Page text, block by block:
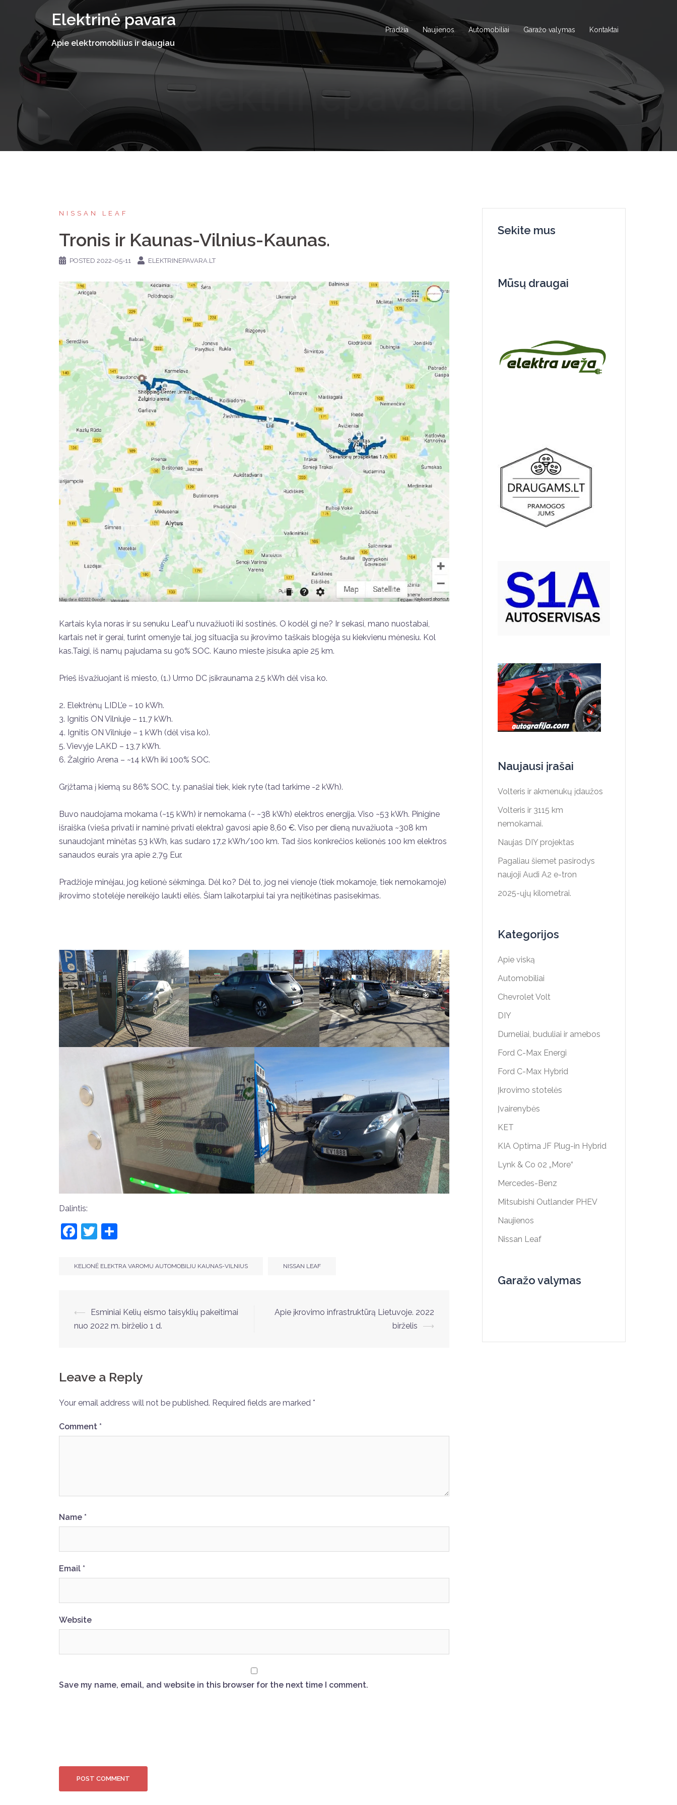
Elektrinė pavara
Apie elektromobilius ir daugiau
Pradžia Naujienos Automobiliai Garažo valymas Kontaktai
NISSAN LEAF
Tronis ir Kaunas-Vilnius-Kaunas.
POSTED 2022-05-11 ELEKTRINEPAVARA.LT
Kartais kyla noras ir su senuku Leaf’u nuvažiuoti iki sostinės. O kodėl gi ne? Ir sekasi, mano nuostabai,
kartais net ir gerai, turint omenyje tai, jog situacija su įkrovimo taškais blogėja su kiekvienu mėnesiu. Kol
kas.Taigi, iš namų pajudama su 90% SOC. Kauno mieste įsisuka apie 25 km.
Prieš išvažiuojant iš miesto, (1.) Urmo DC įsikraunama 2,5 kWh dėl visa ko.
2. Elektrėnų LIDL’e – 10 kWh.
3. Ignitis ON Vilniuje – 11,7 kWh.
4. Ignitis ON Vilniuje – 1 kWh (dėl visa ko).
5. Vievyje LAKD – 13,7 kWh.
6. Žalgirio Arena – ~14 kWh iki 100% SOC.
Grįžtama į kiemą su 86% SOC, t.y. panašiai tiek, kiek ryte (tad tarkime -2 kWh).
Buvo naudojama mokama (~15 kWh) ir nemokama (~ ~38 kWh) elektros energija. Viso ~53 kWh. Pinigine
išraiška (vieša privati ir naminė privati elektra) gavosi apie 8,60 €. Viso per dieną nuvažiuota ~308 km
sunaudojant minėtas 53 kWh, kas sudaro 17,2 kWh/100 km. Tad šios konkrečios kelionės 100 km elektros
sanaudos eurais yra apie 2,79 Eur.
Pradžioje minėjau, jog kelionė sėkminga. Dėl ko? Dėl to, jog nei vienoje (tiek mokamoje, tiek nemokamoje)
įkrovimo stotelėje nereikėjo laukti eilės. Šiam laikotarpiui tai yra neįtikėtinas pasisekimas.
Dalintis:
Facebook
Twitter
KELIONĖ ELEKTRA VAROMU AUTOMOBILIU KAUNAS-VILNIUS NISSAN LEAF
Post
⟵
Esminiai Kelių eismo taisyklių pakeitimai
nuo 2022 m. birželio 1 d.
Apie įkrovimo infrastruktūrą Lietuvoje. 2022
birželis
⟶
Leave a Reply
Your email address will not be published. Required fields are marked *
Comment *
Name *
Email *
Website
Save my name, email, and website in this browser for the next time I comment.
Sekite mus
Mūsų draugai
Naujausi įrašai
Volteris ir akmenukų įdaužos
Volteris ir 3115 km
nemokamai.
Naujas DIY projektas
Pagaliau šiemet pasirodys
naujoji Audi A2 e-tron
2025-ųjų kilometrai.
Kategorijos
Apie viską
Automobiliai
Chevrolet Volt
DIY
Durneliai, buduliai ir amebos
Ford C-Max Energi
Ford C-Max Hybrid
Įkrovimo stotelės
Įvairenybės
KET
KIA Optima JF Plug-in Hybrid
Lynk & Co 02 „More“
Mercedes-Benz
Mitsubishi Outlander PHEV
Naujienos
Nissan Leaf
Garažo valymas